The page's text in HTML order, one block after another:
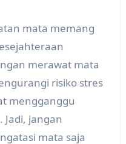
mata memang
merawat mata
risiko stres
mengganggu
jangan
mata saja